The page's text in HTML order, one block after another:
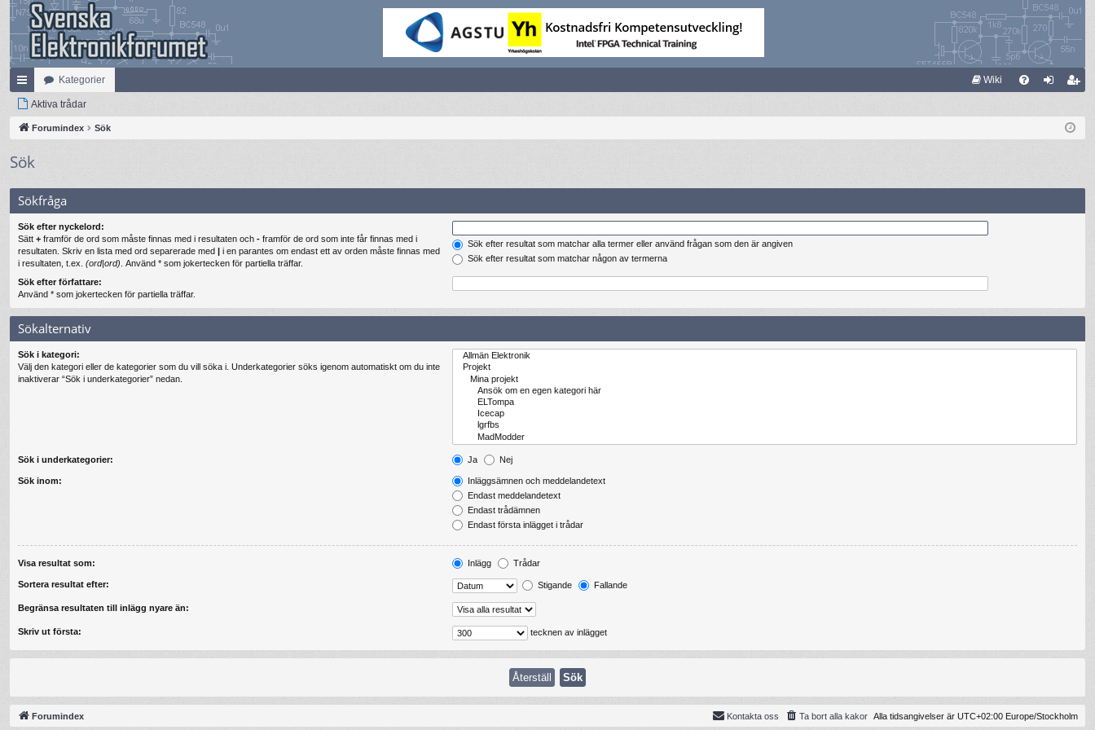
na
bb
ar
Kategorier Wiki
m
Aktiva trådar
Forumindex Sök
Sök
Sökfråga
Sök efter nyckelord:
Sätt + framför de ord som måste finnas med i resultaten och - framför de ord som inte får finnas med i
resultaten. Skriv en lista med ord separerade med | i en parantes om endast ett av orden måste finnas med
i resultaten, t.ex. (ord|ord) . Använd * som jokertecken för partiella träffar.
Sök efter resultat som matchar alla termer eller använd frågan som den är angiven
Sök efter resultat som matchar någon av termerna
Sök efter författare:
Använd * som jokertecken för partiella träffar.
Sökalternativ
Sök i kategori:
Välj den kategori eller de kategorier som du vill söka i. Underkategorier söks igenom automatiskt om du inte
inaktiverar “Sök i underkategorier” nedan.
Sök i underkategorier: Ja Nej
Sök inom:
Inläggsämnen och meddelandetext
Endast meddelandetext
Endast trådämnen
Endast första inlägget i trådar
Visa resultat som: Inlägg Trådar
Sortera resultat efter: Stigande Fallande
Begränsa resultaten till inlägg nyare än:
Skriv ut första: tecknen av inlägget
Forumindex Alla tidsangivelser är UTC+02:00 Europe/Stockholm
Ta bort alla kakor
Kontakta oss